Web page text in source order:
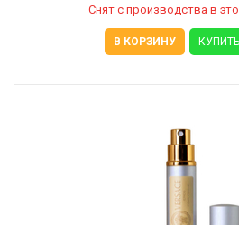
Снят с производства в
В КОРЗИНУ